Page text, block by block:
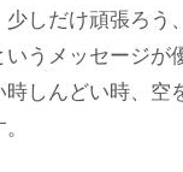
しだけ頑張ろう
うメッセージが
しんどい時、空